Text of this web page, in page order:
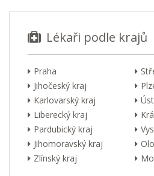
Lékaři podle krajů
Praha
Jihočeský kraj
Karlovarský kraj
Liberecký kraj
Pardubický kraj
Jihomoravský kraj
Zlínský kraj